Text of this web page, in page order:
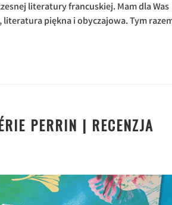
literatury francuskiej. Mam dla Was
piękna i obyczajowa. Tym
PERRIN | RECENZJA